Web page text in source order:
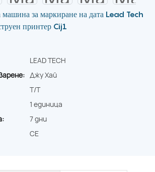
за маркиране на дата Lead Tech
принтер Cij1
LEAD TECH
Джу Хай
T/T
1 единица
7 дни
CE